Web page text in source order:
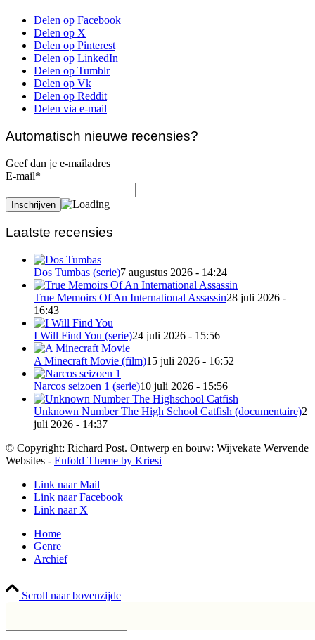
Delen op Facebook
Delen op X
Delen op Pinterest
Delen op LinkedIn
Delen op Tumblr
Delen op Vk
Delen op Reddit
Delen via e-mail
Automatisch nieuwe recensies?
Geef dan je e-mailadres
E-mail*
Laatste recensies
Dos Tumbas (serie)7 augustus 2026 - 14:24
True Memoirs Of An International Assassin28 juli 2026 -
16:43
I Will Find You (serie)24 juli 2026 - 15:56
A Minecraft Movie (film)15 juli 2026 - 16:52
Narcos seizoen 1 (serie)10 juli 2026 - 15:56
Unknown Number The High School Catfish (documentaire)2
juli 2026 - 14:37
© Copyright: Richard Post. Ontwerp en bouw: Wijvekate Wervende
Websites - Enfold Theme by Kriesi
Link naar Mail
Link naar Facebook
Link naar X
Home
Genre
Archief
Scroll naar bovenzijde